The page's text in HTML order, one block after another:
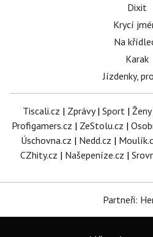
Dixit
Krycí
Na
Karak
Jízdenky,
Tiscali.cz | Zprávy| Sport | Ženy
Profigamers.cz | ZeStolu.cz |
Úschovna.cz | Nedd.cz |
CZhity.cz | Našepeníze.cz |
Partneři: